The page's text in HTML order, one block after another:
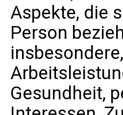
Aspekte, die
Person
Gesundheit,